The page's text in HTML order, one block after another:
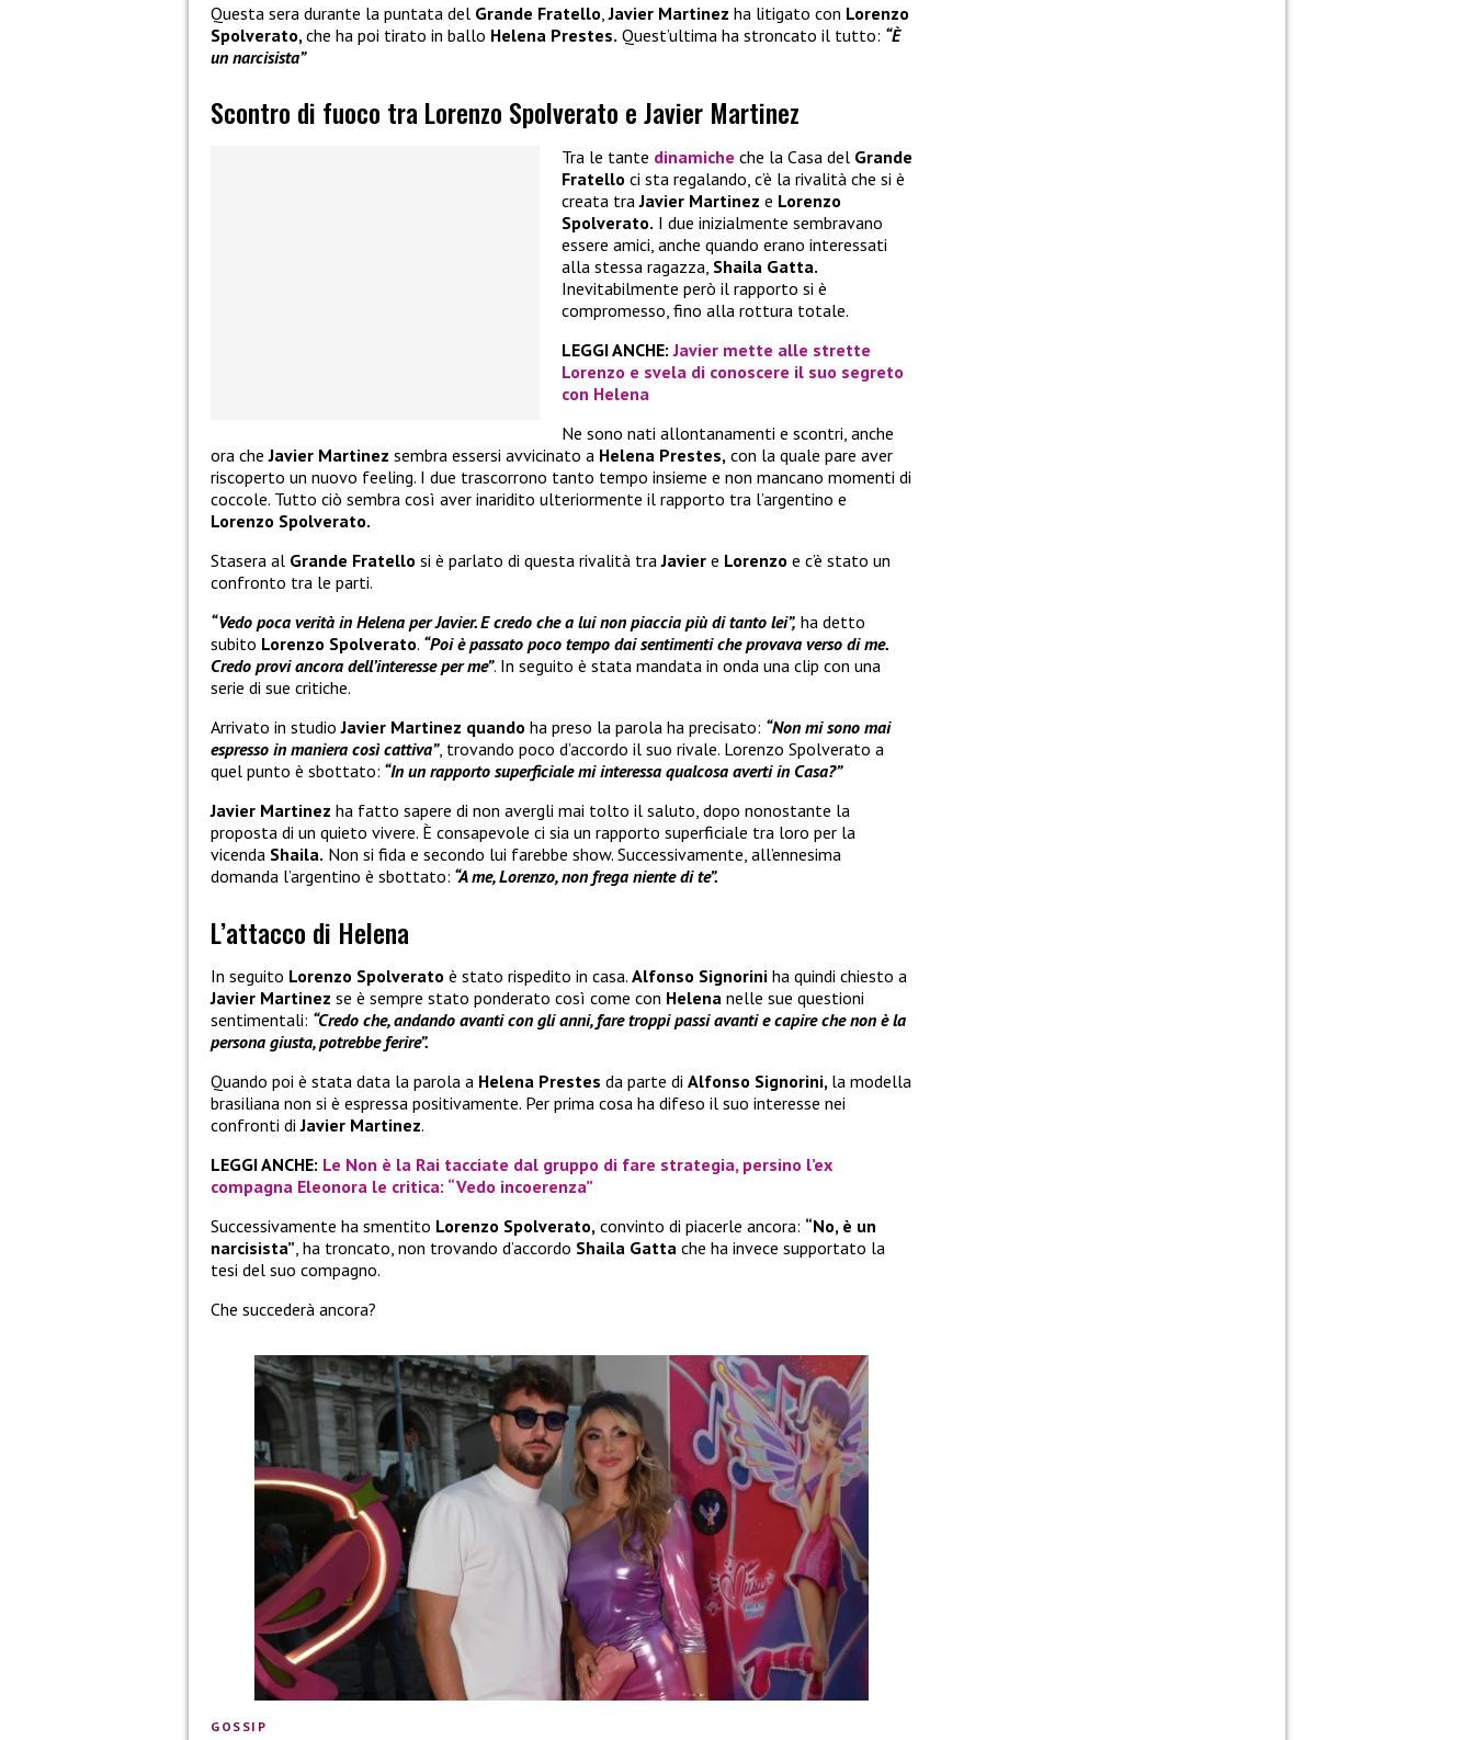
Questa sera durante la puntata del Grande Fratello ,Javier Martinez ha litigato con Lorenzo
Spolverato, che ha poi tirato in ballo Helena Prestes. Quest’ultima ha stroncato il tutto: “È
un narcisista”
Scontro di fuoco tra Lorenzo Spolverato e Javier Martinez
Tra le tante dinamiche che la Casa del Grande
Fratello ci sta regalando, c’è la rivalità che si è
creata traJavier Martinez e Lorenzo
Spolverato. I due inizialmente sembravano
essere amici, anche quando erano interessati
alla stessa ragazza, Shaila Gatta.
Inevitabilmente però il rapporto si è
compromesso, fino alla rottura totale.
LEGGI ANCHE: Javier mette alle strette
Lorenzo e svela di conoscere il suo segreto
con Helena
Ne sono nati allontanamenti e scontri, anche
ora cheJavier Martinez sembra essersi avvicinato a Helena Prestes, con la quale pare aver
riscoperto un nuovo feeling. I due trascorrono tanto tempo insieme e non mancano momenti di
coccole. Tutto ciò sembra così aver inaridito ulteriormente il rapporto tra l’argentino e
Lorenzo Spolverato.
Stasera al Grande Fratello si è parlato di questa rivalità traJavier e Lorenzo e c’è stato un
confronto tra le parti.
“Vedo poca verità in Helena per Javier. E credo che a lui non piaccia più di tanto lei”, ha detto
subito Lorenzo Spolverato. “Poi è passato poco tempo dai sentimenti che provava verso di me.
Credo provi ancora dell’interesse per me”. In seguito è stata mandata in onda una clip con una
serie di sue critiche.
Arrivato in studioJavier Martinez quando ha preso la parola ha precisato: “Non mi sono mai
espresso in maniera così cattiva”, trovando poco d’accordo il suo rivale. Lorenzo Spolverato a
quel punto è sbottato: “In un rapporto superficiale mi interessa qualcosa averti in Casa?”
Javier Martinez ha fatto sapere di non avergli mai tolto il saluto, dopo nonostante la
proposta di un quieto vivere. È consapevole ci sia un rapporto superficiale tra loro per la
vicenda Shaila. Non si fida e secondo lui farebbe show. Successivamente, all’ennesima
domanda l’argentino è sbottato: “A me, Lorenzo, non frega niente di te”.
L’attacco di Helena
In seguito Lorenzo Spolverato è stato rispedito in casa. Alfonso Signorini ha quindi chiesto a
Javier Martinez se è sempre stato ponderato così come con Helena nelle sue questioni
sentimentali: “Credo che, andando avanti con gli anni, fare troppi passi avanti e capire che non è la
persona giusta, potrebbe ferire”.
Quando poi è stata data la parola a Helena Prestes da parte di Alfonso Signorini, la modella
brasiliana non si è espressa positivamente. Per prima cosa ha difeso il suo interesse nei
confronti diJavier Martinez.
LEGGI ANCHE: Le Non è la Rai tacciate dal gruppo di fare strategia, persino l’ex
compagna Eleonora le critica: “Vedo incoerenza”
Successivamente ha smentito Lorenzo Spolverato, convinto di piacerle ancora: “No, è un
narcisista”, ha troncato, non trovando d’accordo Shaila Gatta che ha invece supportato la
tesi del suo compagno.
Che succederà ancora?
GOSSIP